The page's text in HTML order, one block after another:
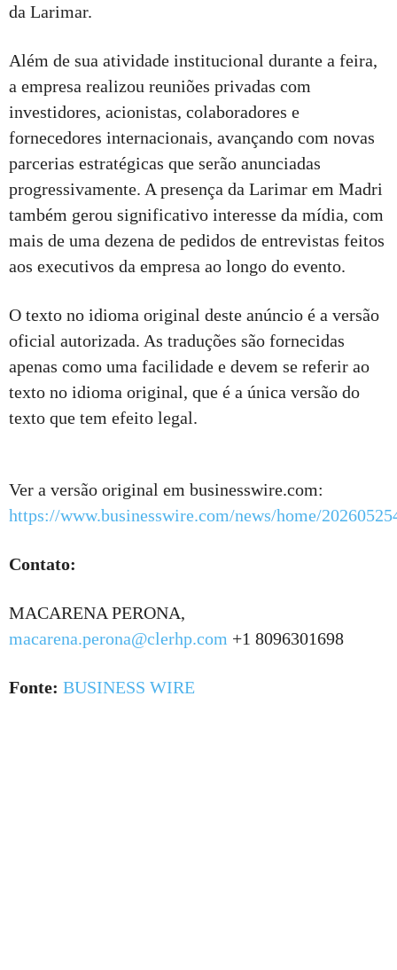
da Larimar.
Além de sua atividade institucional durante a feira,
a empresa realizou reuniões privadas com
investidores, acionistas, colaboradores e
fornecedores internacionais, avançando com novas
parcerias estratégicas que serão anunciadas
progressivamente. A presença da Larimar em Madri
também gerou significativo interesse da mídia, com
mais de uma dezena de pedidos de entrevistas feitos
aos executivos da empresa ao longo do evento.
O texto no idioma original deste anúncio é a versão
oficial autorizada. As traduções são fornecidas
apenas como uma facilidade e devem se referir ao
texto no idioma original, que é a única versão do
texto que tem efeito legal.
Ver a versão original em businesswire.com:
https://www.businesswire.com/news/home/
Contato:
MACARENA PERONA,
macarena.perona@clerhp.com +1 8096301698
Fonte: BUSINESS WIRE